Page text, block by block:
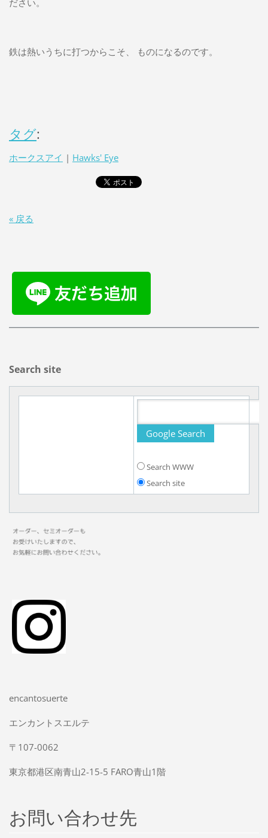
鉄は熱いうちに打つからこそ、 ものになるのです。
タグ:
ホークスアイ | Hawks' Eye
« 戻る
Search site
Search WWW
Search site
encantosuerte
エンカントスエルテ
〒107-0062
東京都港区南青山2-15-5 FARO青山1階
お問い合わせ先